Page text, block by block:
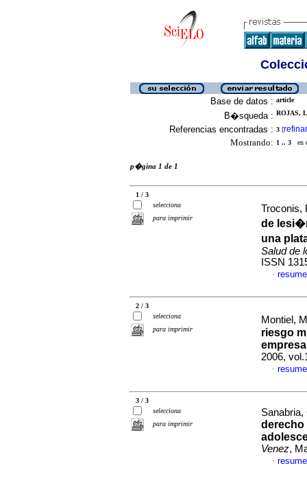
Base de datos : article
B�squeda : ROJAS,
Referencias encontradas : 3 [refinar
Mostrando: 1 .. 3 en
p�gina 1 de 1
1 / 3
selecciona
para imprimir
Troconis,
de
una
Salud de
ISSN
·
2 / 3
selecciona
para imprimir
Montiel,
riesgo
2006,
·
3 / 3
selecciona
para imprimir
derecho
Venez,
·